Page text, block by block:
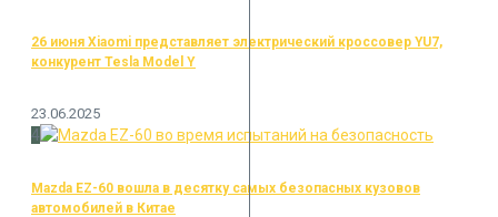
26 июня Xiaomi представляет электрический кроссовер YU7,
конкурент Tesla Model Y
23.06.2025
4
Mazda EZ-60 вошла в десятку самых безопасных кузовов
автомобилей в Китае